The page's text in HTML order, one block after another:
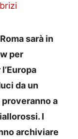
sarà in
per
da un
a
I
archiviare